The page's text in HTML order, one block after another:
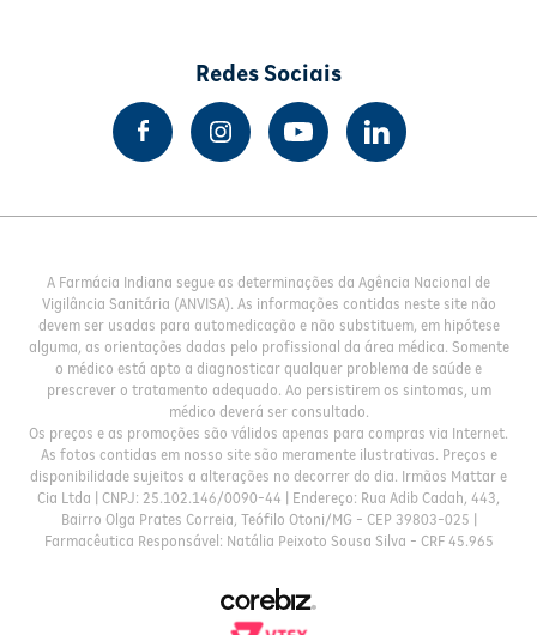
Redes Sociais
A Farmácia Indiana segue as determinações da Agência Nacional de
Vigilância Sanitária (ANVISA). As informações contidas neste site não
devem ser usadas para automedicação e não substituem, em hipótese
alguma, as orientações dadas pelo profissional da área médica. Somente
o médico está apto a diagnosticar qualquer problema de saúde e
prescrever o tratamento adequado. Ao persistirem os sintomas, um
médico deverá ser consultado.
Os preços e as promoções são válidos apenas para compras via Internet.
As fotos contidas em nosso site são meramente ilustrativas. Preços e
disponibilidade sujeitos a alterações no decorrer do dia. Irmãos Mattar e
Cia Ltda | CNPJ: 25.102.146/0090-44 | Endereço: Rua Adib Cadah, 443,
Bairro Olga Prates Correia, Teófilo Otoni/MG - CEP 39803-025 |
Farmacêutica Responsável: Natália Peixoto Sousa Silva - CRF 45.965